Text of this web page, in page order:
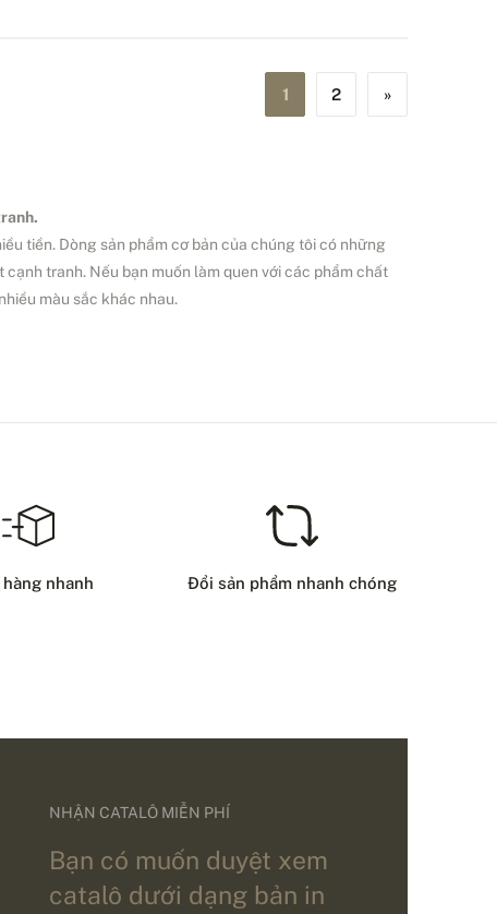
1 2 »
tiền. Dòng sản phẩm cơ bản của chúng tôi có những
tranh. Nếu bạn muốn làm quen với các phẩm chất
màu sắc khác nhau.
hàng nhanh Đổi sản phẩm nhanh chóng
NHẬN CATALÔ MIỄN PHÍ
Bạn có muốn duyệt xem
catalô dưới dạng bản in